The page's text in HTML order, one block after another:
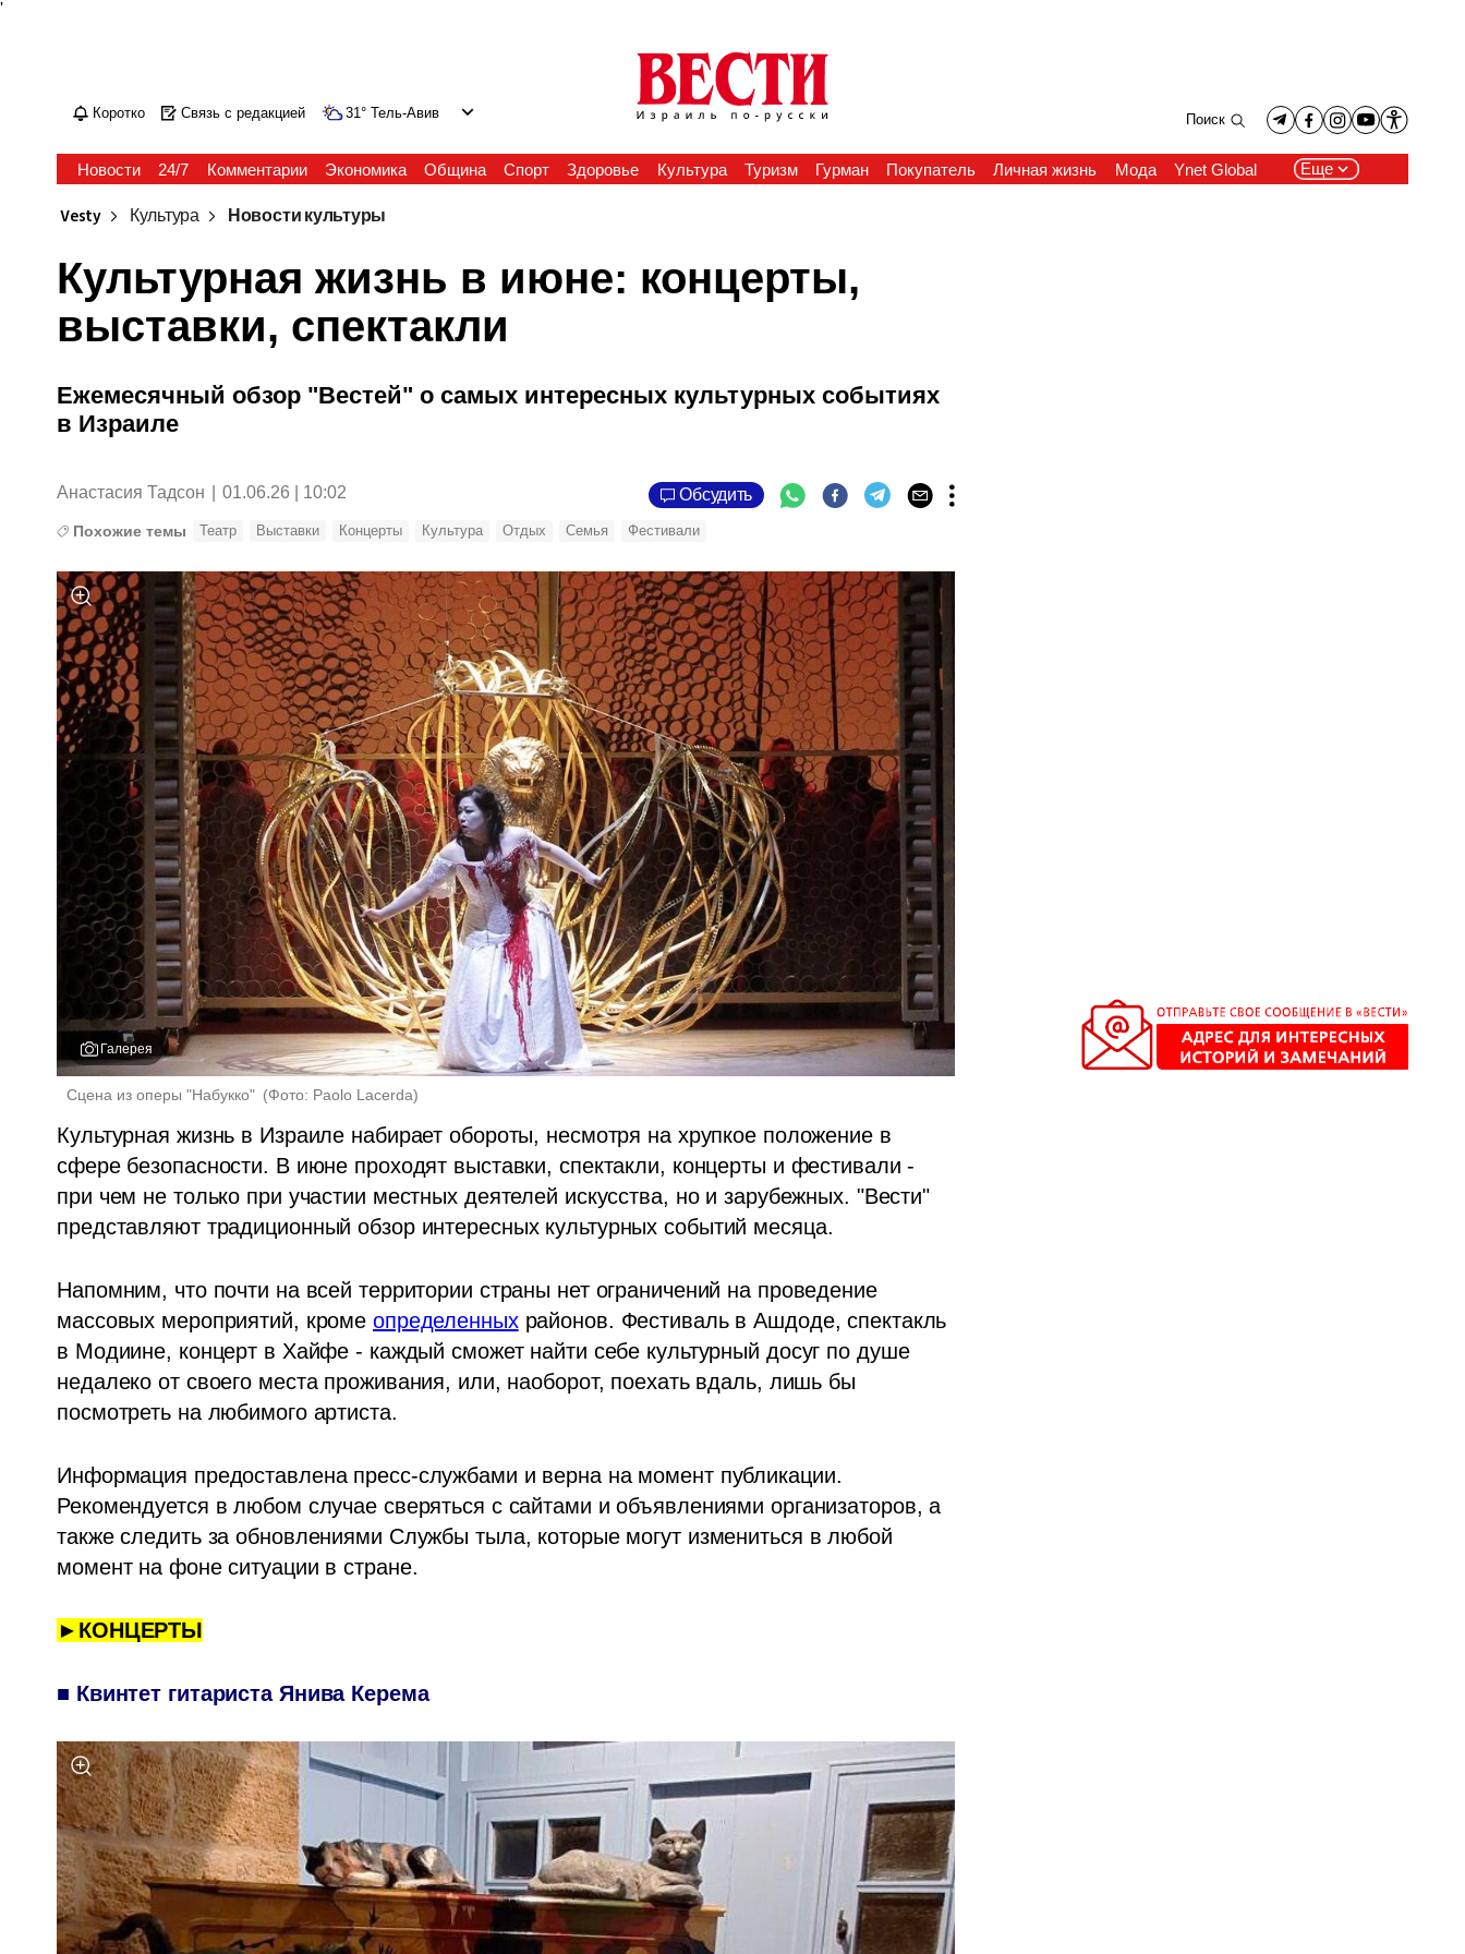
'
Коротко Связь с редакцией 31° Тель-Авив Поиск
Новости 24/7 Комментарии Экономика Община Спорт Здоровье Культура Туризм Гурман Покупатель Личная жизнь Мода Ynet Global Еще
Vesty Культура Новости культуры
Культурная жизнь в июне: концерты,
выставки, спектакли
Ежемесячный обзор "Вестей" о самых интересных культурных событиях
в Израиле
Анастасия Тадсон 01.06.26 | 10:02 Обсудить
Похожие темы Театр Выставки Концерты Культура Отдых Семья Фестивали
Галерея
Сцена из оперы "Набукко" (Фото: Paolo Lacerda)
Культурная жизнь в Израиле набирает обороты, несмотря на хрупкое положение в
сфере безопасности. В июне проходят выставки, спектакли, концерты и фестивали -
при чем не только при участии местных деятелей искусства, но и зарубежных. "Вести"
представляют традиционный обзор интересных культурных событий месяца.
Напомним, что почти на всей территории страны нет ограничений на проведение
массовых мероприятий, кроме определенных районов. Фестиваль в Ашдоде, спектакль
в Модиине, концерт в Хайфе - каждый сможет найти себе культурный досуг по душе
недалеко от своего места проживания, или, наоборот, поехать вдаль, лишь бы
посмотреть на любимого артиста.
Информация предоставлена пресс-службами и верна на момент публикации.
Рекомендуется в любом случае сверяться с сайтами и объявлениями организаторов, а
также следить за обновлениями Службы тыла, которые могут измениться в любой
момент на фоне ситуации в стране.
►КОНЦЕРТЫ
■ Квинтет гитариста Янива Керема